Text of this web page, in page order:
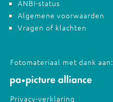
ANBI-status
Algemene voorwaarden
Vragen of klachten
Fotomateriaal met dank aan:
Privacy-verklaring